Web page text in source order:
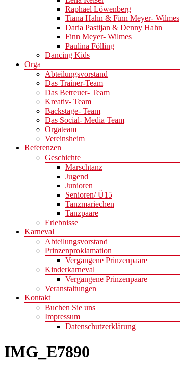
Raphael Löwenberg
Tiana Hahn & Finn Meyer- Wilmes
Daria Pastijan & Denny Hahn
Finn Meyer- Wilmes
Paulina Fölling
Dancing Kids
Orga
Abteilungsvorstand
Das Trainer-Team
Das Betreuer- Team
Kreativ- Team
Backstage- Team
Das Social- Media Team
Orgateam
Vereinsheim
Referenzen
Geschichte
Marschtanz
Jugend
Junioren
Senioren/ Ü15
Tanzmariechen
Tanzpaare
Erlebnisse
Karneval
Abteilungsvorstand
Prinzenproklamation
Vergangene Prinzenpaare
Kinderkarneval
Vergangene Prinzenpaare
Veranstaltungen
Kontakt
Buchen Sie uns
Impressum
Datenschutzerklärung
IMG_E7890